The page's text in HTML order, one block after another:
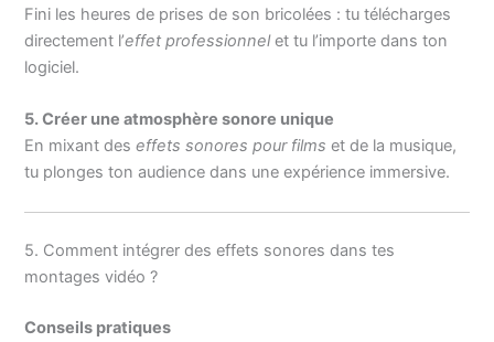
Fini les heures de prises de son bricolées : tu télécharges
directement l’effet professionnelet tu l’importe dans ton
logiciel.
5. Créer une atmosphère sonore unique
En mixant deseffets sonores pour films et de la musique,
tu plonges ton audience dans une expérience immersive.
5. Comment intégrer des effets sonores dans tes
montages vidéo ?
Conseils pratiques